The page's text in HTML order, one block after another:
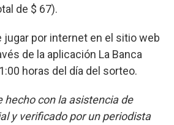
de $ 67).
jugar por internet en el sitio web
de la aplicación La Banca
horas del día del sorteo.
hecho con la asistencia de
y verificado por un periodista